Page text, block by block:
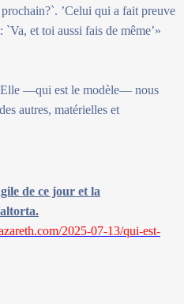
’Celui qui a fait preuve
et toi aussi fais de même’»
Elle —qui est le modèle— nous
autres, matérielles et
de ce jour et la
2025-07-13/qui-est-